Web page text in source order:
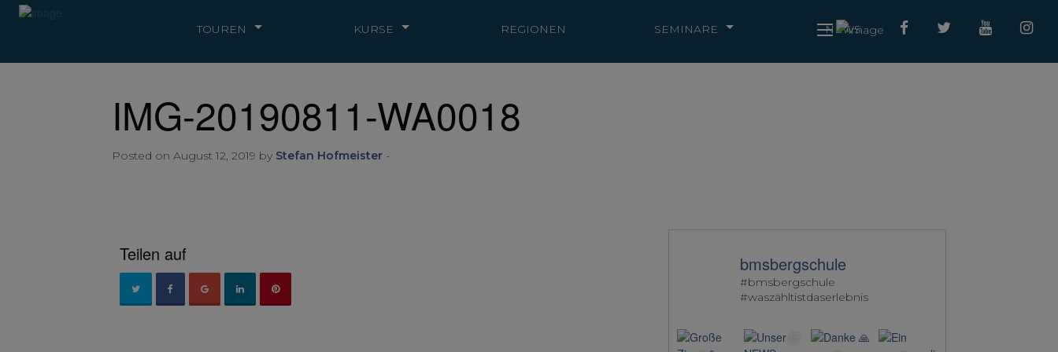
TOUREN KURSE REGIONEN SEMINARE NEWS
IMG-20190811-WA0018
Posted on August 12, 2019 by Stefan Hofmeister -
Teilen auf bmsbergschule
#bmsbergschule
#waszähltistdaserlebnis